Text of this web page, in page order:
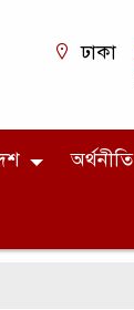
ঢাকা
অর্থনীতি